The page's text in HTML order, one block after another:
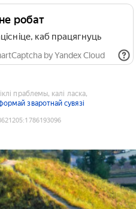
робат
каб працягнуць
by Yandex Cloud
праблемы, калі ласка,
зваротнай сувязі
:1786193096